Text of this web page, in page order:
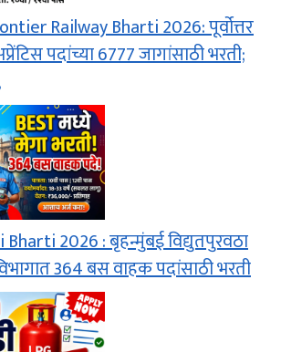
Railway Bharti 2026: पूर्वोत्तर
पदांच्या 6777 जागांसाठी भरती;
2026 : बृहन्मुंबई विद्युतपुरवठा
364 बस वाहक पदांसाठी भरती